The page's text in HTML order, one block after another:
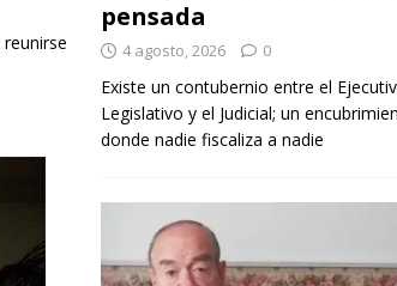
pensada
4 agosto, 2026 0
Existe un contubernio entre el
Legislativo y el Judicial; un
donde nadie fiscaliza a nadie